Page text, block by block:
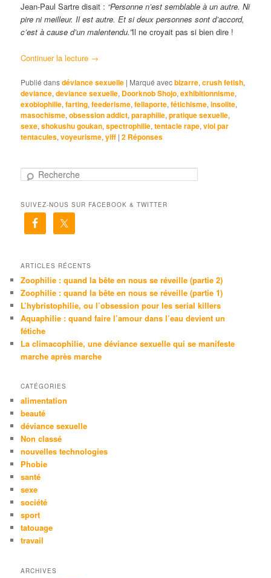
Jean-Paul Sartre disait : “Personne n’est semblable à un autre. Ni
pire ni meilleur. Il est autre. Et si deux personnes sont d’accord,
c’est à cause d’un malentendu.”Il ne croyait pas si bien dire !
Continuer la lecture →
Publié dansdéviance sexuelle | Marqué avecbizarre,crush fetish,
deviance,deviance sexuelle, Doorknob Shojo,exhibitionnisme,
exobiophilie,farting,feederisme,fellaporte,fétichisme,insolite,
masochisme,obsession addict,paraphilie,pratique sexuelle,
sexe,shokushu goukan,spectrophilie,tentacle rape,viol par
tentacules,voyeurisme,yiff |2 Réponses
h
e
SUIVEZ-NOUS SUR FACEBOOK & TWITTER
ARTICLES RÉCENTS
Zoophilie : quand la bête en nous se réveille (partie 2)
Zoophilie : quand la bête en nous se réveille (partie 1)
L’hybristophilie, ou l’obsession pour les serial killers
Aquaphilie : quand faire l’amour dans l’eau devient un
fétiche
La climacophilie, une déviance sexuelle qui se manifeste
marche après marche
CATÉGORIES
alimentation
beauté
déviance sexuelle
Non classé
nouvelles technologies
Phobie
santé
sexe
société
sport
tatouage
travail
ARCHIVES